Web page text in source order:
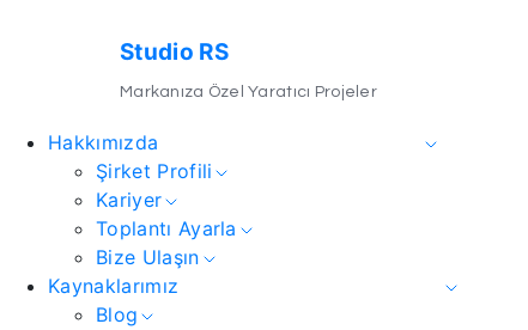
Studio RS
Markanıza Özel Yaratıcı Projeler
Hakkımızda
Şirket Profili
Kariyer
Toplantı Ayarla
Bize Ulaşın
Kaynaklarımız
Blog